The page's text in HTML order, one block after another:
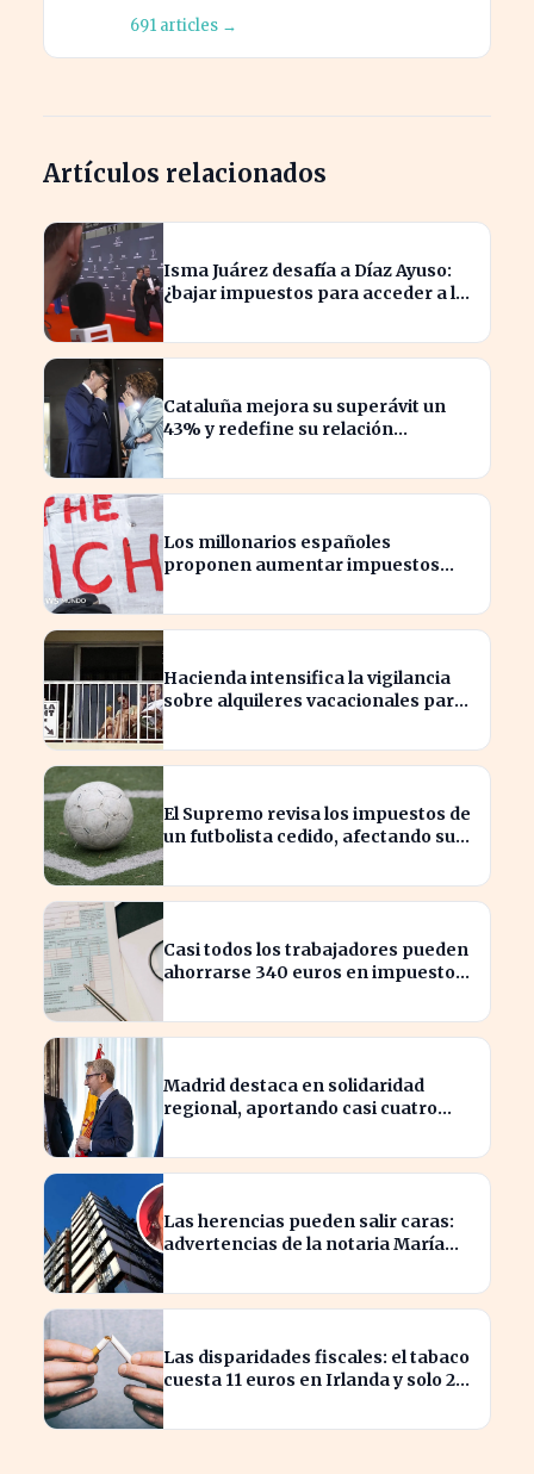
691 articles →
Artículos relacionados
Isma Juárez desafía a Díaz Ayuso:
¿bajar impuestos para acceder a la
Cataluña mejora su superávit un
43% y redefine su relación
Los millonarios españoles
proponen aumentar impuestos
económica
Hacienda intensifica la vigilancia
sobre alquileres vacacionales para
El Supremo revisa los impuestos de
un futbolista cedido, afectando su
Casi todos los trabajadores pueden
ahorrarse 340 euros en impuestos,
Madrid destaca en solidaridad
regional, aportando casi cuatro
Las herencias pueden salir caras:
advertencias de la notaria María
Las disparidades fiscales: el tabaco
cuesta 11 euros en Irlanda y solo 2